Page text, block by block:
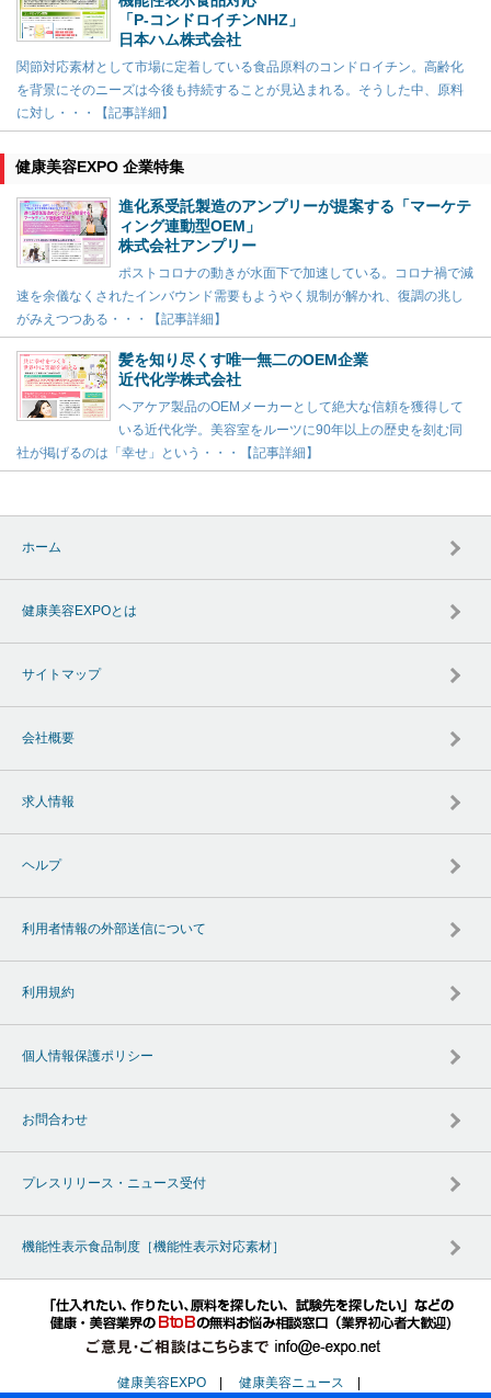
「P-コンドロイチンNHZ」
日本ハム株式会社
関節対応素材として市場に定着している食品原料のコンドロイチン。高齢化
を背景にそのニーズは今後も持続することが見込まれる。そうした中、原料
に対し・・・【記事詳細】
健康美容EXPO 企業特集
進化系受託製造のアンプリーが提案する「マーケテ
ィング連動型OEM」
株式会社アンプリー
ポストコロナの動きが水面下で加速している。コロナ禍で減
速を余儀なくされたインバウンド需要もようやく規制が解かれ、復調の兆し
がみえつつある・・・【記事詳細】
髪を知り尽くす唯一無二のOEM企業
近代化学株式会社
ヘアケア製品のOEMメーカーとして絶大な信頼を獲得して
いる近代化学。美容室をルーツに90年以上の歴史を刻む同
社が掲げるのは「幸せ」という・・・【記事詳細】
ホーム
健康美容EXPOとは
サイトマップ
会社概要
求人情報
ヘルプ
利用者情報の外部送信について
利用規約
個人情報保護ポリシー
お問合わせ
プレスリリース・ニュース受付
機能性表示食品制度［機能性表示対応素材］
健康美容EXPO 健康美容ニュース